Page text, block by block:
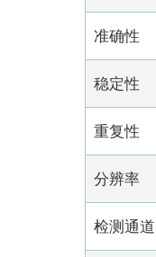
准确性
稳定性
重复性
分辨率
检测通道